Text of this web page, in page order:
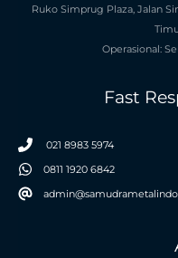
Ruko Simprug Plaza, Jalan
Operasional:
Fast
021 8983 5974
0811 1920 6842